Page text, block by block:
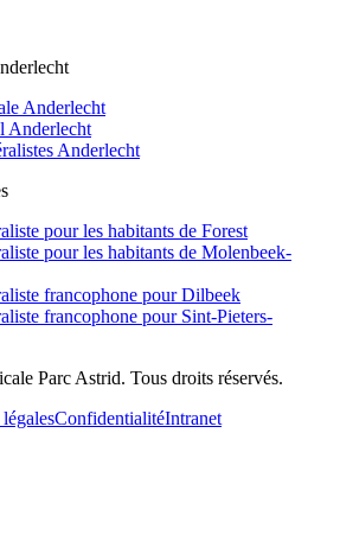
Anderlecht
Anderlecht
Anderlecht
pour les habitants de Forest
pour les habitants de Molenbeek-
francophone pour Dilbeek
francophone pour Sint-Pieters-
Parc Astrid. Tous droits réservés.
ConfidentialitéIntranet